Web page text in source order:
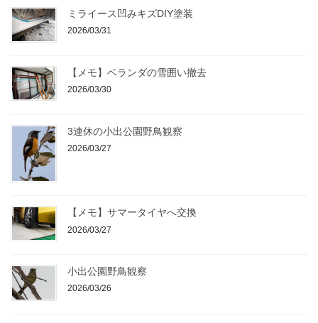
ミライース凹みキズDIY塗装
2026/03/31
【メモ】ベランダの雪囲い撤去
2026/03/30
3連休の小出公園野鳥観察
2026/03/27
【メモ】サマータイヤへ交換
2026/03/27
小出公園野鳥観察
2026/03/26